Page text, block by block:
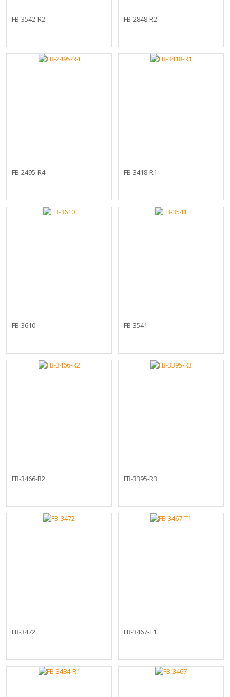
FB-3542-R2 FB-2848-R2
FB-2495-R4 FB-3418-R1
FB-3610 FB-3541
FB-3466-R2 FB-3395-R3
FB-3472 FB-3467-T1